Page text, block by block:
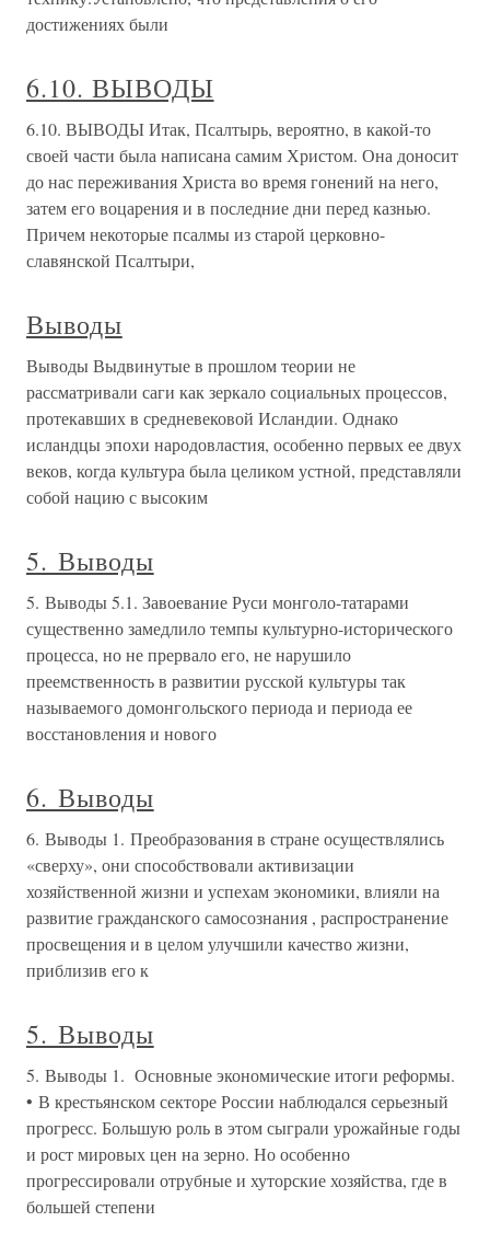
достижениях были
6.10. ВЫВОДЫ
6.10. ВЫВОДЫ Итак, Псалтырь, вероятно, в какой-то
своей части была написана самим Христом. Она доносит
до нас переживания Христа во время гонений на него,
затем его воцарения и в последние дни перед казнью.
Причем некоторые псалмы из старой церковно-
славянской Псалтыри,
Выводы
Выводы Выдвинутые в прошлом теории не
рассматривали саги как зеркало социальных процессов,
протекавших в средневековой Исландии. Однако
исландцы эпохи народовластия, особенно первых ее двух
веков, когда культура была целиком устной, представляли
собой нацию с высоким
5. Выводы
5. Выводы 5.1. Завоевание Руси монголо-татарами
существенно замедлило темпы культурно-исторического
процесса, но не прервало его, не нарушило
преемственность в развитии русской культуры так
называемого домонгольского периода и периода ее
восстановления и нового
6. Выводы
6. Выводы 1. Преобразования в стране осуществлялись
«сверху», они способствовали активизации
хозяйственной жизни и успехам экономики, влияли на
развитие гражданского самосознания , распространение
просвещения и в целом улучшили качество жизни,
приблизив его к
5. Выводы
5. Выводы 1. Основные экономические итоги реформы.
• В крестьянском секторе России наблюдался серьезный
прогресс. Большую роль в этом сыграли урожайные годы
и рост мировых цен на зерно. Но особенно
прогрессировали отрубные и хуторские хозяйства, где в
большей степени